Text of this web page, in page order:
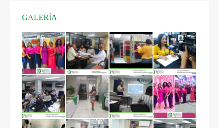
GALERÍA